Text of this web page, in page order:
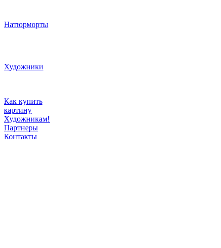
Натюрморты
Художники
Как купить
картину
Художникам!
Партнеры
Контакты